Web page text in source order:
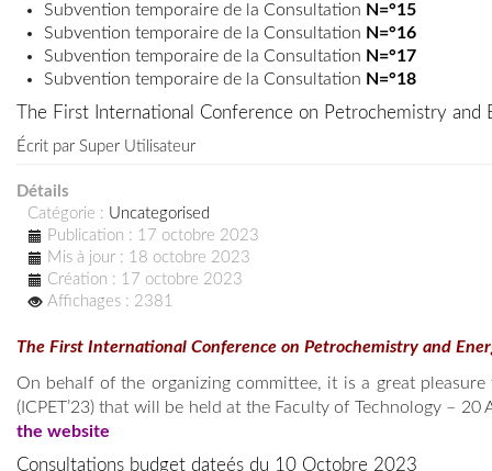
Subvention temporaire de la Consultation N=°15
Subvention temporaire de la Consultation N=°16
Subvention temporaire de la Consultation N=°17
Subvention temporaire de la Consultation N=°18
The First International Conference on Petrochemistry
Écrit par Super Utilisateur
Détails
Catégorie : Uncategorised
Publication : 17 octobre 2023
Mis à jour : 18 octobre 2023
Création : 17 octobre 2023
Affichages : 2381
The First International Conference on Petrochemistry and
On behalf of the organizing committee, it is a great
(ICPET’23) that will be held at the Faculty of Technology –
the website
Consultations budget dateés du 10 Octobre 2023